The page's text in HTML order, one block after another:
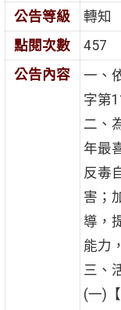
公告等級
轉知
點閱次數
457
公告內容
一、
字第
二、
年最
反毒
害；
導，
能力
三、
(一)